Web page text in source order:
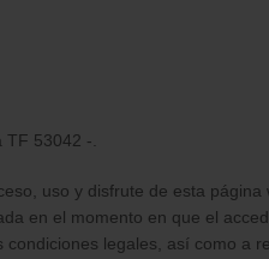
53042 -.
uso y disfrute de esta página
en el momento en que el
legales, así como a